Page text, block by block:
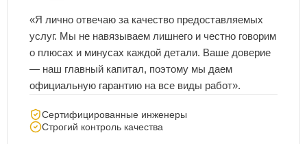
«Я лично отвечаю за качество предоставляемых
услуг. Мы не навязываем лишнего и честно говорим
о плюсах и минусах каждой детали. Ваше доверие
— наш главный капитал, поэтому мы даем
официальную гарантию на все виды работ».
Сертифицированные инженеры
Строгий контроль качества